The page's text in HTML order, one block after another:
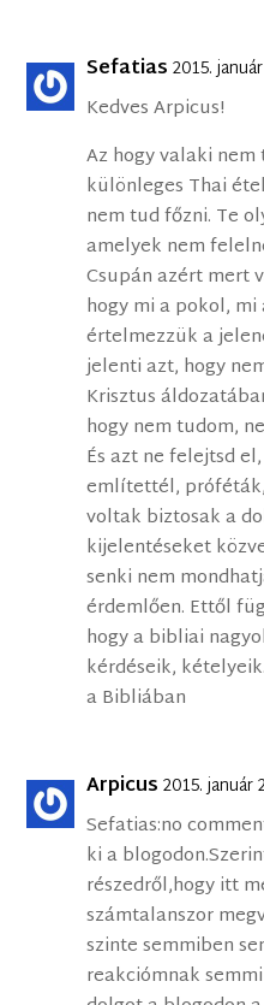
Sefatias 2015.
Kedves Arpicus!
Az hogy valaki
különleges Thai
nem tud főzni. Te
amelyek nem
Csupán azért mert
hogy mi a pokol,
értelmezzük a
jelenti azt, hogy
Krisztus
hogy nem tudom,
És azt ne felejtsd
említettél,
voltak biztosak a
kijelentéseket
senki nem
érdemlően. Ettől
hogy a bibliai
kérdéseik,
a Bibliában
Arpicus 2015. január
Sefatias:no
ki a
részedről,hogy itt
számtalanszor
szinte semmiben
reakciómnak